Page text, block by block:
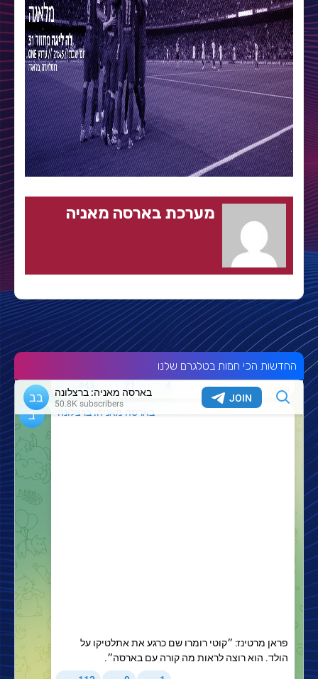
מערכת בארסה מאניה
החדשות הכי חמות בטלגרם שלנו